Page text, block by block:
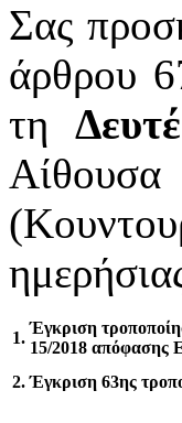
Σας
άρθρου
τη
Αίθουσα
1.
Έγκριση
15/2018 απόφασης
2. Έγκριση 63ης